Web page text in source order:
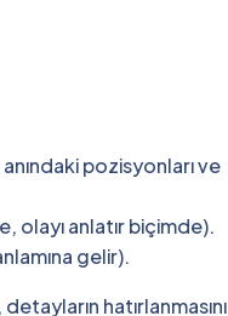
pozisyonları ve
olayı anlatır biçimde).
gelir).
hatırlanmasını